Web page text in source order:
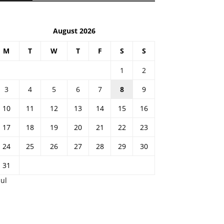
August 2026
M T W T F S S
1
2
3
4 5 6 7 8
9
10
11 12 13 14 15
16
17
18 19 20 21 22
23
24
25 26 27 28 29
30
31